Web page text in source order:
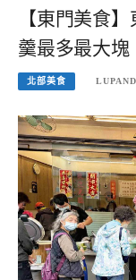
【東門美食
羹最多最大塊
北部美食